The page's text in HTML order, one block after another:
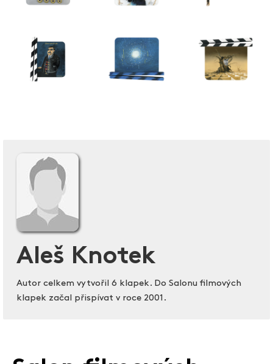
Aleš Knotek
Autor celkem vytvořil 6 klapek. Do Salonu filmových
klapek začal přispívat v roce 2001.